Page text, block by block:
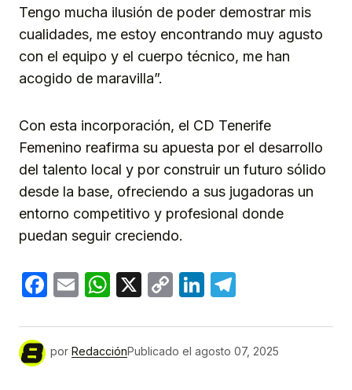
Tengo mucha ilusión de poder demostrar mis
cualidades, me estoy encontrando muy agusto
con el equipo y el cuerpo técnico, me han
acogido de maravilla”.
Con esta incorporación, el CD Tenerife
Femenino reafirma su apuesta por el desarrollo
del talento local y por construir un futuro sólido
desde la base, ofreciendo a sus jugadoras un
entorno competitivo y profesional donde
puedan seguir creciendo.
Facebook
EmailWhatsApp
X
CopyLinkedIn
por RedacciónPublicado el agosto 07, 2025